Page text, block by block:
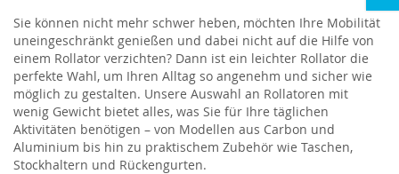
Sie können nicht mehr schwer heben, möchten Ihre Mobilität
uneingeschränkt genießen und dabei nicht auf die Hilfe von
einem Rollator verzichten? Dann ist ein leichter Rollator die
perfekte Wahl, um Ihren Alltag so angenehm und sicher wie
möglich zu gestalten. Unsere Auswahl an Rollatoren mit
wenig Gewicht bietet alles, was Sie für Ihre täglichen
Aktivitäten benötigen – von Modellen aus Carbon und
Aluminium bis hin zu praktischem Zubehör wie Taschen,
Stockhaltern und Rückengurten.